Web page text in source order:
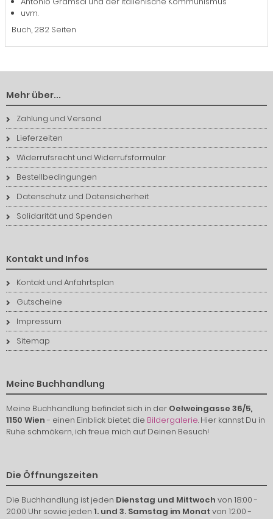
uvm.
Buch, 282 Seiten
Mehr über...
Zahlung und Versand
Lieferzeiten
Widerrufsrecht und Widerrufsformular
Bestellbedingungen
Datenschutz und Datensicherheit
Solidarität und Spenden
Kontakt und Infos
Kontakt und Anfahrtsplan
Gutscheine
Impressum
Sitemap
Meine Buchhandlung
Meine Buchhandlung befindet sich in der Oelweingasse 36/5,
1150 Wien- einen Einblick bietet die Bildergalerie. Hier kannst Du in
Ruhe schmökern, ich freue mich auf Deinen Besuch!
Die Öffnungszeiten
Die Buchhandlung ist jeden Dienstag und Mittwoch von 18:00 -
20:00 Uhr sowie jeden 1. und 3. Samstag im Monat von 12:00 -